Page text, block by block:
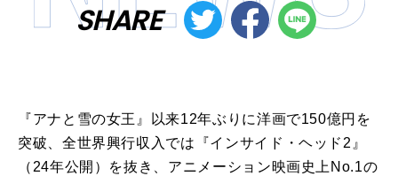
SHARE
『アナと雪の女王』以来12年ぶりに洋画で150億円を
突破、全世界興行収入では『インサイド・ヘッド2』
（24年公開）を抜き、アニメーション映画史上No.1の